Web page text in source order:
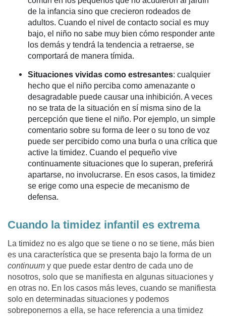
de la infancia sino que crecieron rodeados de
adultos. Cuando el nivel de contacto social es muy
bajo, el niño no sabe muy bien cómo responder ante
los demás y tendrá la tendencia a retraerse, se
comportará de manera tímida.
Situaciones vividas como estresantes: cualquier
hecho que el niño perciba como amenazante o
desagradable puede causar una inhibición. A veces
no se trata de la situación en sí misma sino de la
percepción que tiene el niño. Por ejemplo, un simple
comentario sobre su forma de leer o su tono de voz
puede ser percibido como una burla o una crítica que
active la timidez. Cuando el pequeño vive
continuamente situaciones que lo superan, preferirá
apartarse, no involucrarse. En esos casos, la timidez
se erige como una especie de mecanismo de
defensa.
Cuando la timidez infantil es extrema
La timidez no es algo que se tiene o no se tiene, más bien
es una característica que se presenta bajo la forma de un
continuum y que puede estar dentro de cada uno de
nosotros, solo que se manifiesta en algunas situaciones y
en otras no. En los casos más leves, cuando se manifiesta
solo en determinadas situaciones y podemos
sobreponernos a ella, se hace referencia a una timidez